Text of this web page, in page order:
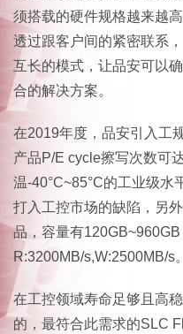
须搭载的硬件规格越来越
透过跟客户间的紧密联系
互长的模式，让品安可以
合的解决方案。
在2019年度，品安引入工
产品P/E cycle擦写次数可
温-40°C~85°C的工业级水
打入工控市场的缺陷，另
品，容量有
R:3200MB/s,W:2500MB/s。
在工控领域寿命足够且高
的，最符合此需求的SLC